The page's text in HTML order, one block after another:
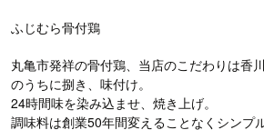
ふじむら骨付鶏
丸亀市発祥の骨付鶏、当店のこだわりは香
のうちに捌き、味付け。
24時間味を染み込ませ、焼き上げ。
調味料は創業50年間変えることなくシンプ